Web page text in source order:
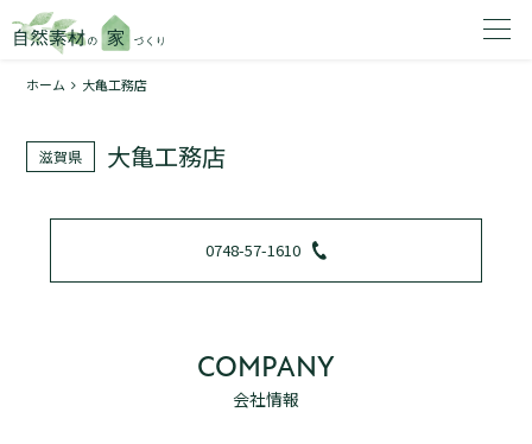
1
ホーム 大亀工務店
滋賀県 大亀工務店
0748-57-1610
COMPANY
会社情報